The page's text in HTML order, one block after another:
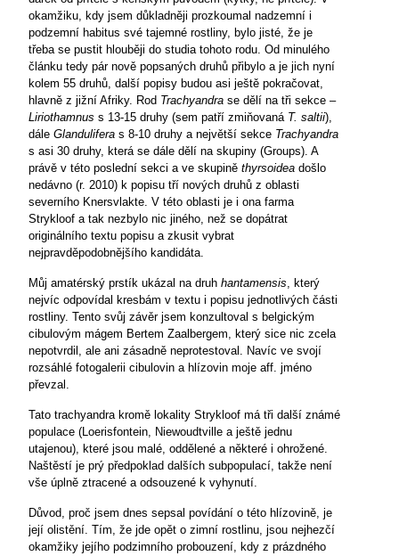
okamžiku, kdy jsem důkladněji prozkoumal nadzemní i
podzemní habitus své tajemné rostliny, bylo jisté, že je
třeba se pustit hlouběji do studia tohoto rodu. Od minulého
článku tedy pár nově popsaných druhů přibylo a je jich nyní
kolem 55 druhů, další popisy budou asi ještě pokračovat,
hlavně z jižní Afriky. Rod Trachyandra se dělí na tři sekce –
Liriothamnus s 13-15 druhy (sem patří zmiňovaná T. saltii),
dále Glandulifera s 8-10 druhy a největší sekce Trachyandra
s asi 30 druhy, která se dále dělí na skupiny (Groups). A
právě v této poslední sekci a ve skupině thyrsoidea došlo
nedávno (r. 2010) k popisu tří nových druhů z oblasti
severního Knersvlakte. V této oblasti je i ona farma
Strykloof a tak nezbylo nic jiného, než se dopátrat
originálního textu popisu a zkusit vybrat
nejpravděpodobnějšího kandidáta.
Můj amatérský prstík ukázal na druh hantamensis, který
nejvíc odpovídal kresbám v textu i popisu jednotlivých části
rostliny. Tento svůj závěr jsem konzultoval s belgickým
cibulovým mágem Bertem Zaalbergem, který sice nic zcela
nepotvrdil, ale ani zásadně neprotestoval. Navíc ve svojí
rozsáhlé fotogalerii cibulovin a hlízovin moje aff. jméno
převzal.
Tato trachyandra kromě lokality Strykloof má tři další známé
populace (Loerisfontein, Niewoudtville a ještě jednu
utajenou), které jsou malé, oddělené a některé i ohrožené.
Naštěstí je prý předpoklad dalších subpopulací, takže není
vše úplně ztracené a odsouzené k vyhynutí.
Důvod, proč jsem dnes sepsal povídání o této hlízovině, je
její olistění. Tím, že jde opět o zimní rostlinu, jsou nejhezčí
okamžiky jejího podzimního probouzení, kdy z prázdného